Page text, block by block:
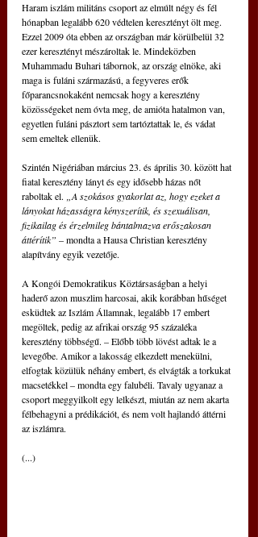
Haram iszlám militáns csoport az elmúlt négy és fél
hónapban legalább 620 védtelen keresztényt ölt meg.
Ezzel 2009 óta ebben az országban már körülbelül 32
ezer keresztényt mészároltak le. Mindeközben
Muhammadu Buhari tábornok, az ország elnöke, aki
maga is fuláni származású, a fegyveres erők
főparancsnokaként nemcsak hogy a keresztény
közösségeket nem óvta meg, de amióta hatalmon van,
egyetlen fuláni pásztort sem tartóztattak le, és vádat
sem emeltek ellenük.
Szintén Nigériában március 23. és április 30. között hat
fiatal keresztény lányt és egy idősebb házas nőt
raboltak el.
„A szokásos gyakorlat az, hogy ezeket a
lányokat házasságra kényszerítik, és szexuálisan,
fizikailag és érzelmileg bántalmazva erőszakosan
áttérítik” – mondta a Hausa Christian keresztény
alapítvány egyik vezetője.
A Kongói Demokratikus Köztársaságban a helyi
haderő azon muszlim harcosai, akik korábban hűséget
esküdtek az Iszlám Államnak, legalább 17 embert
megöltek, pedig az afrikai ország 95 százaléka
keresztény többségű. – Előbb több lövést adtak le a
levegőbe. Amikor a lakosság elkezdett menekülni,
elfogtak közülük néhány embert, és elvágták a torkukat
macsetékkel – mondta egy falubéli. Tavaly ugyanaz a
csoport meggyilkolt egy lelkészt, miután az nem akarta
félbehagyni a prédikációt, és nem volt hajlandó áttérni
az iszlámra.
(...)